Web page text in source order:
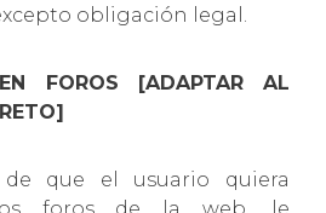
obligación legal.
EN FOROS [ADAPTAR AL
que el usuario quiera